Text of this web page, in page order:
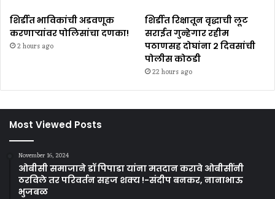
शिर्डीत भाविकांची अडवणूक
करणाऱ्यांवर पोलिसांचा दणका!
2 hours ago
शिर्डीत रिक्षातून वृद्धाची लूट
सराईत गुन्हेगार रहीम
पठाणसह दोघांना २ दिवसांची
पोलीस कोठडी
22 hours ago
Most Viewed Posts
November 16, 2024
ओबीसी समाजाने डॉ पिपाडा यांना मतदान करावे ओबीसींनी
ठरविले तर परिवर्तन सहज शक्य !-संदीप बनकर, नानाभाऊ
भुजबळ